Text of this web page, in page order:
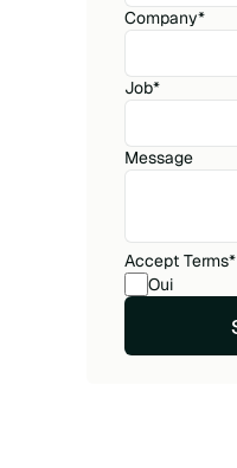
Company*
Job*
Message
Accept Terms*
Oui